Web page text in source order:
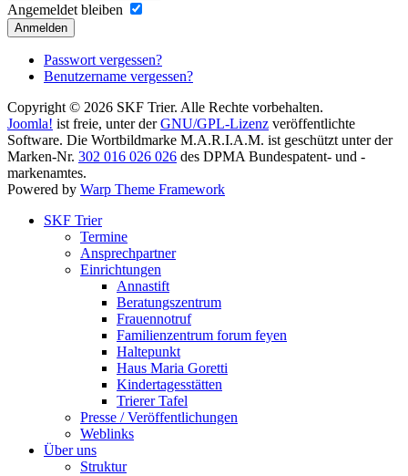
Angemeldet bleiben
Anmelden
Passwort vergessen?
Benutzername vergessen?
Copyright © 2026 SKF Trier. Alle Rechte vorbehalten.
Joomla! ist freie, unter derGNU/GPL-Lizenz veröffentlichte
Software. Die Wortbildmarke M.A.R.I.A.M. ist geschützt unter der
Marken-Nr. 302 016 026 026 des DPMA Bundespatent- und -
markenamtes.
Powered by Warp Theme Framework
SKF Trier
Termine
Ansprechpartner
Einrichtungen
Annastift
Beratungszentrum
Frauennotruf
Familienzentrum forum feyen
Haltepunkt
Haus Maria Goretti
Kindertagesstätten
Trierer Tafel
Presse / Veröffentlichungen
Weblinks
Über uns
Struktur